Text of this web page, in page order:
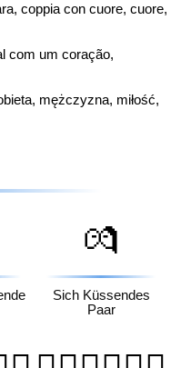
coppia con cuore, cuore,
com um coração,
mężczyzna, miłość,
💏
Sich Küssendes
Paar